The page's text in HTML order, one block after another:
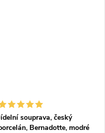
souprava, český
Bernadotte, modré